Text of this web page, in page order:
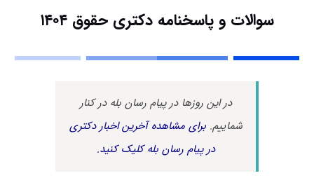
سوالات و پاسخنامه دکتری حقوق ۱۴۰۴
در این روزها در پیام رسان بله در کنار
شماییم.برای مشاهده آخرین اخبار دکتری
در پیام رسان بله کلیک کنید.